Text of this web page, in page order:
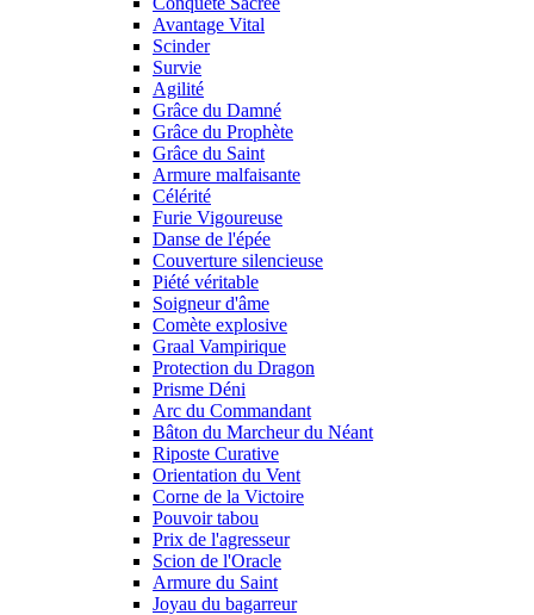
Avantage Vital
Scinder
Survie
Agilité
Grâce du Damné
Grâce du Prophète
Grâce du Saint
Armure malfaisante
Célérité
Furie Vigoureuse
Danse de l'épée
Couverture silencieuse
Piété véritable
Soigneur d'âme
Comète explosive
Graal Vampirique
Protection du Dragon
Prisme Déni
Arc du Commandant
Bâton du Marcheur du Néant
Riposte Curative
Orientation du Vent
Corne de la Victoire
Pouvoir tabou
Prix de l'agresseur
Scion de l'Oracle
Armure du Saint
Joyau du bagarreur